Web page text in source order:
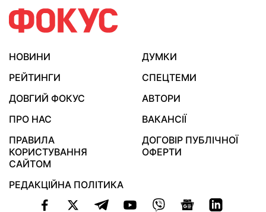
НОВИНИ
ДУМКИ
РЕЙТИНГИ
СПЕЦТЕМИ
ДОВГИЙ ФОКУС
АВТОРИ
ПРО НАС
ВАКАНСІЇ
ПРАВИЛА
КОРИСТУВАННЯ
САЙТОМ
ДОГОВІР ПУБЛІЧНОЇ
ОФЕРТИ
РЕДАКЦІЙНА ПОЛІТИКА